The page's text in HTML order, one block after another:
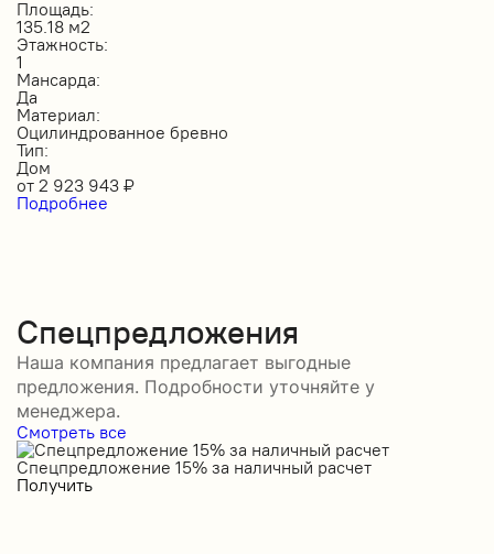
Площадь:
135.18 м2
Этажность:
1
Мансарда:
Да
Материал:
Оцилиндрованное бревно
Тип:
Дом
от 2 923 943 ₽
Подробнее
Спецпредложения
Наша компания предлагает выгодные
предложения. Подробности уточняйте у
менеджера.
Смотреть все
Спецпредложение 15% за наличный расчет
Получить